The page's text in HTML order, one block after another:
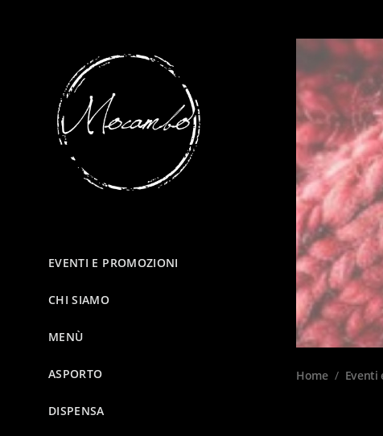
EVENTI E PROMOZIONI
CHI SIAMO
MENÙ
ASPORTO
DISPENSA
Home / Eventi